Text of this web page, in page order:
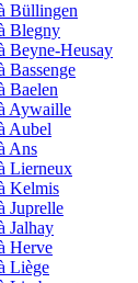
Büllingen
Blegny
Beyne-Heusay
Bassenge
Baelen
Aywaille
Aubel
Ans
Lierneux
Kelmis
Juprelle
Jalhay
Herve
Liège